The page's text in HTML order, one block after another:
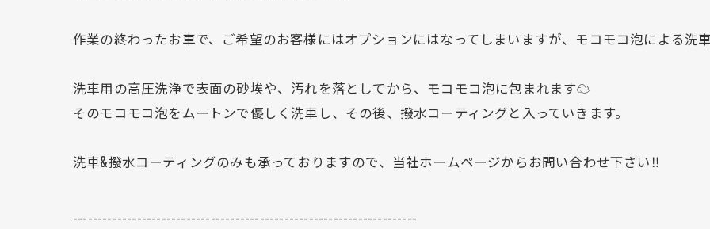
作業の終わったお車で、ご希望のお客様にはオプションにはなってしまいますが、モコモコ泡による洗
洗車用の高圧洗浄で表面の砂埃や、汚れを落としてから、モコモコ泡に包まれます☁️
そのモコモコ泡をムートンで優しく洗車し、その後、撥水コーティングと入っていきます。
洗車&撥水コーティングのみも承っておりますので、当社ホームページからお問い合わせ下さい‼️
----------------------------------------------------------------------